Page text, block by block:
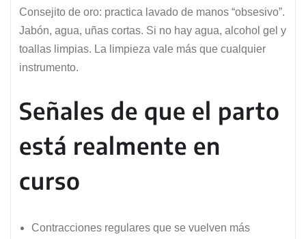
Consejito de oro: practica lavado de manos “obsesivo”.
Jabón, agua, uñas cortas. Si no hay agua, alcohol gel y
toallas limpias. La limpieza vale más que cualquier
instrumento.
Señales de que el parto
está realmente en
curso
Contracciones regulares que se vuelven más